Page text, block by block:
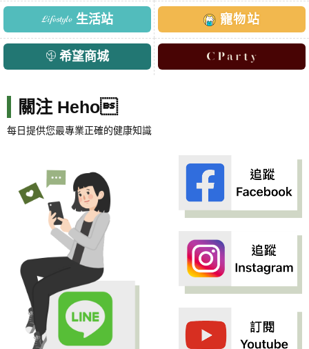
生活站 寵物站
希望商城
關注 Heho
每日提供您最專業正確的健康知識